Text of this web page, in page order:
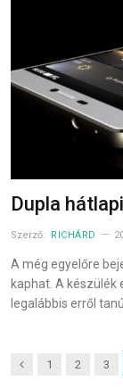
Dupla
Szerző: RICHÁRD
A még egyelőre
kaphat. A
legalábbis erről
Previous
1 2 3